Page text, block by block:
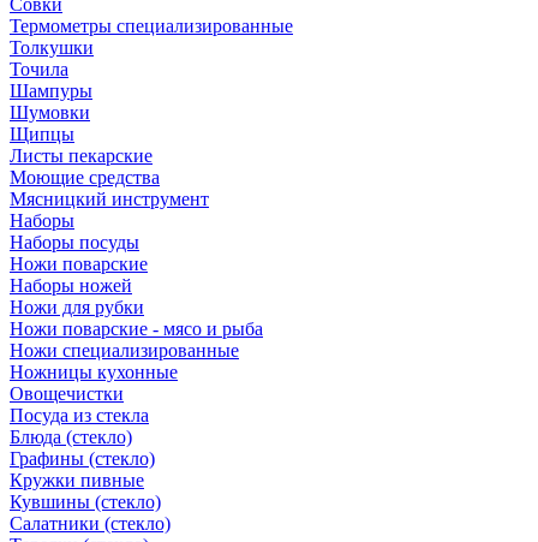
Совки
Термометры специализированные
Толкушки
Точила
Шампуры
Шумовки
Щипцы
Листы пекарские
Моющие средства
Мясницкий инструмент
Наборы
Наборы посуды
Ножи поварские
Наборы ножей
Ножи для рубки
Ножи поварские - мясо и рыба
Ножи специализированные
Ножницы кухонные
Овощечистки
Посуда из стекла
Блюда (стекло)
Графины (стекло)
Кружки пивные
Кувшины (стекло)
Салатники (стекло)